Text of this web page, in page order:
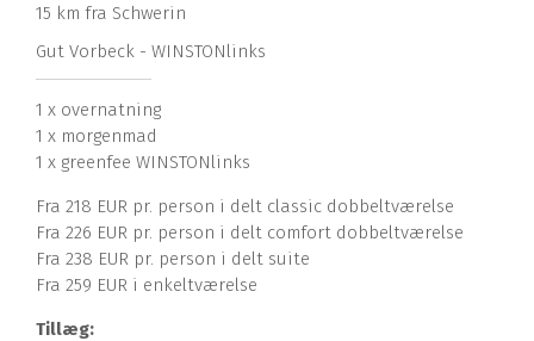
15 km fra Schwerin
Gut Vorbeck - WINSTONlinks
1 x overnatning
1 x morgenmad
1 x greenfee WINSTONlinks
Fra 218 EUR pr. person i delt classic dobbeltværelse
Fra 226 EUR pr. person i delt comfort dobbeltværelse
Fra 238 EUR pr. person i delt suite
Fra 259 EUR i enkeltværelse
Tillæg: